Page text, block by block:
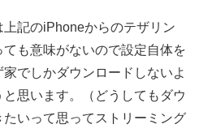
記のiPhoneからのテザリン
も意味がないので設定自体を
でしかダウンロードしないよ
思います。（どうしてもダウ
いって思ってストリーミング